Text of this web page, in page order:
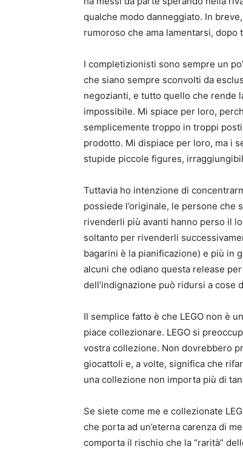
qualche modo danneggiato. In
rumoroso che ama lamentarsi, dopo
I completizionisti sono sempre un
che siano sempre sconvolti da
negozianti, e tutto quello che rende
impossibile. Mi spiace per loro,
semplicemente troppo in troppi
prodotto. Mi dispiace per loro, ma i
stupide piccole figures,
Tuttavia ho intenzione di
possiede l’originale, le persone
rivenderli più avanti hanno perso il
soltanto per rivenderli
bagarini è la pianificazione) e più in
alcuni che odiano questa release
dell’indignazione può ridursi a cose
Il semplice fatto è che LEGO non è
piace collezionare. LEGO si
vostra collezione. Non dovrebbero
giocattoli e, a volte, significa che
una collezione non importa più di
Se siete come me e collezionate
che porta ad un’eterna carenza di
comporta il rischio che la “rarità”